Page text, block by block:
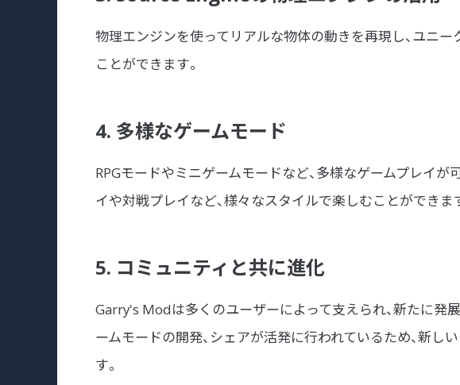
物理エンジンを使ってリアルな物体の動きを再現し、ユニ
ことができます。
4. 多様なゲームモード
RPGモードやミニゲームモードなど、多様なゲームプレイが
イや対戦プレイなど、様々なスタイルで楽しむことができま
5. コミュニティと共に進化
Garry's Modは多くのユーザーによって支えられ、新たに発
ームモードの開発、シェアが活発に行われているため、新し
す。